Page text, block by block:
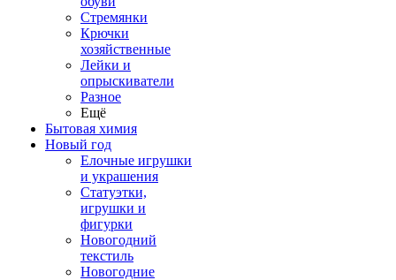
Стремянки
Крючки
хозяйственные
Лейки и
опрыскиватели
Разное
Ещё
Бытовая химия
Новый год
Елочные игрушки
и украшения
Статуэтки,
игрушки и
фигурки
Новогодний
текстиль
Новогодние